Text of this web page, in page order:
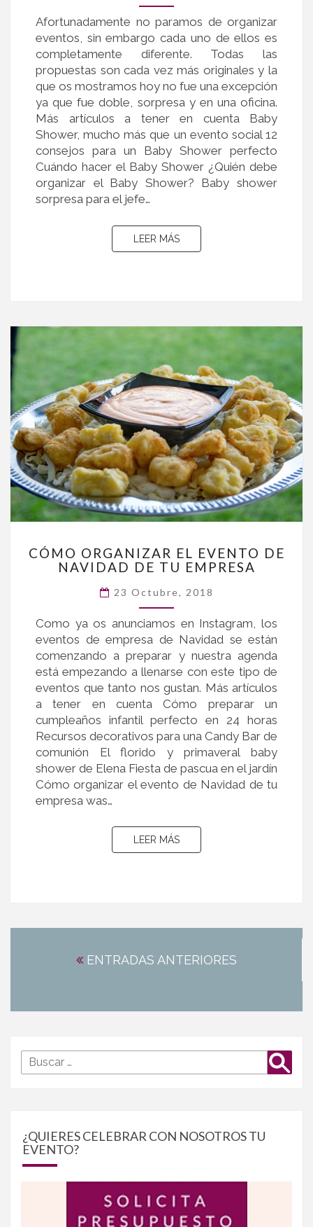
EL
JEFE
Y
UN
COMPAÑERO
Afortunadamente no paramos de organizar
eventos, sin embargo cada uno de ellos es
completamente diferente. Todas las
propuestas son cada vez más originales y la
que os mostramos hoy no fue una excepción
ya que fue doble, sorpresa y en una oficina.
Más artículos a tener en cuenta Baby
Shower, mucho más que un evento social 12
consejos para un Baby Shower perfecto
Cuándo hacer el Baby Shower ¿Quién debe
organizar el Baby Shower? Baby shower
sorpresa para el jefe…
LEER MÁSLEER MÁS
ORGANIZAR
EL
EVENTO
DE
NAVIDAD
DE
TU
EMPRESA
CÓMO ORGANIZAR EL EVENTO DE
NAVIDAD DE TU EMPRESA
23 Octubre, 2018
Como ya os anunciamos en Instagram, los
eventos de empresa de Navidad se están
comenzando a preparar y nuestra agenda
está empezando a llenarse con este tipo de
eventos que tanto nos gustan. Más artículos
a tener en cuenta Cómo preparar un
cumpleaños infantil perfecto en 24 horas
Recursos decorativos para una Candy Bar de
comunión El florido y primaveral baby
shower de Elena Fiesta de pascua en el jardín
Cómo organizar el evento de Navidad de tu
empresa was…
LEER MÁSLEER MÁS
ENTRADAS ANTERIORES
Buscar
por:
¿QUIERES CELEBRAR CON NOSOTROS TU
EVENTO?